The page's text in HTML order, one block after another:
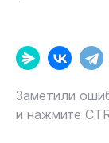
Заметили
и нажмите